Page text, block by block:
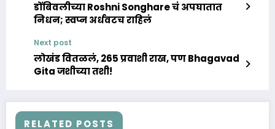
डोंबिवलीच्या Roshni Songhare चं अपघातात
निधन; स्वप्न अर्धवटच राहिलं
Next post
लोखंड वितळलं, 265 प्रवाशी राख, पण Bhagavad
Gita जशीच्या तशी!
RELATED POSTS